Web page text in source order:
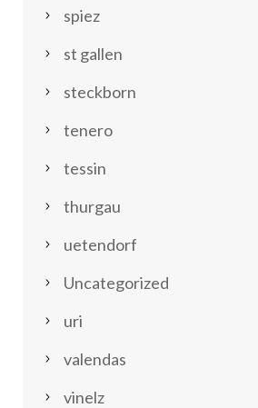
spiez
st gallen
steckborn
tenero
tessin
thurgau
uetendorf
Uncategorized
uri
valendas
vinelz